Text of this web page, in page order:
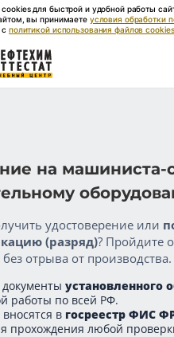
для быстрой и удобной работы
вы принимаете условия обработки
с политикой использования файлов cookies
на машиниста-
удостоверение или
(разряд)? Пройдите
отрыва от производства.
установленного
работы по всей РФ.
в госреестр ФИС
прохождения любой